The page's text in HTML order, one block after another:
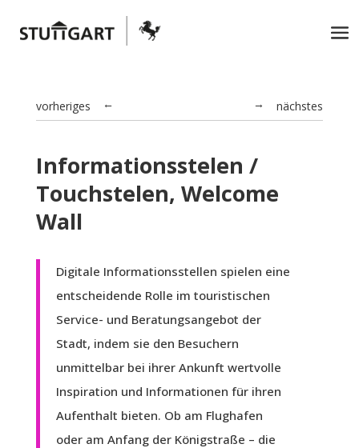
← nächstes
vorheriges →
Informationsstelen /
Touchstelen, Welcome
Wall
Digitale Informationsstellen spielen eine
entscheidende Rolle im touristischen
Service- und Beratungsangebot der
Stadt, indem sie den Besuchern
unmittelbar bei ihrer Ankunft wertvolle
Inspiration und Informationen für ihren
Aufenthalt bieten. Ob am Flughafen
oder am Anfang der Königstraße – die